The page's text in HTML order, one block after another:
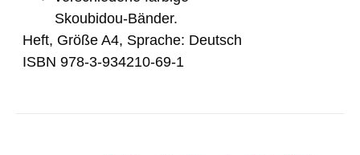
Skoubidou-Bänder.
Heft, Größe A4, Sprache: Deutsch
ISBN 978-3-934210-69-1